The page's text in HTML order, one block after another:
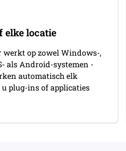
elke locatie
werkt op zowel Windows-,
als Android-systemen -
automatisch elk
plug-ins of applicaties